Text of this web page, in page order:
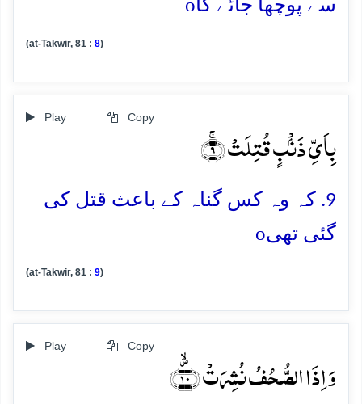
سے پوچھا جائے گا
(at-Takwir, 81 : 8)
Play Copy
بِاَیِّ ذَنۡۢبٍ قُتِلَتۡ ۚ﴿۹﴾
9. کہ وہ کس گناہ کے باعث قتل کی
گئی تھیo
(at-Takwir, 81 : 9)
Play Copy
وَ اِذَا الصُّحُفُ نُشِرَتۡ ﴿۪ۙ۱۰﴾